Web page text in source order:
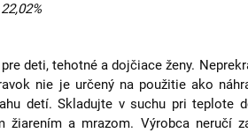
deti, tehotné a dojčiace ženy.
nie je určený na použitie ako
detí. Skladujte v suchu pri teplote
žiarením a mrazom. Výrobca neručí